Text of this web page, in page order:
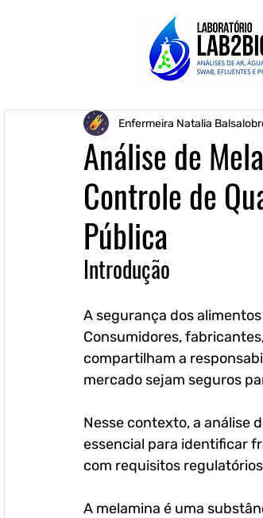
Análise de
Controle de
Pública
Enfermeira Natalia
Introdução
A segurança dos
Consumidores,
compartilham a
mercado sejam seguros
Nesse contexto, a análise
essencial para identificar
com requisitos
A melamina é uma